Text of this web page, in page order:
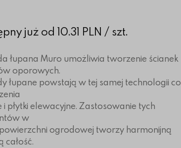
już od 10.31 PLN / szt.
łupana Muro umożliwia tworzenie ścianek
oporowych.
łupane powstają w tej samej technologii co
i płytki elewacyjne. Zastosowanie tych
w
ogrodowej tworzy harmonijną
całość.